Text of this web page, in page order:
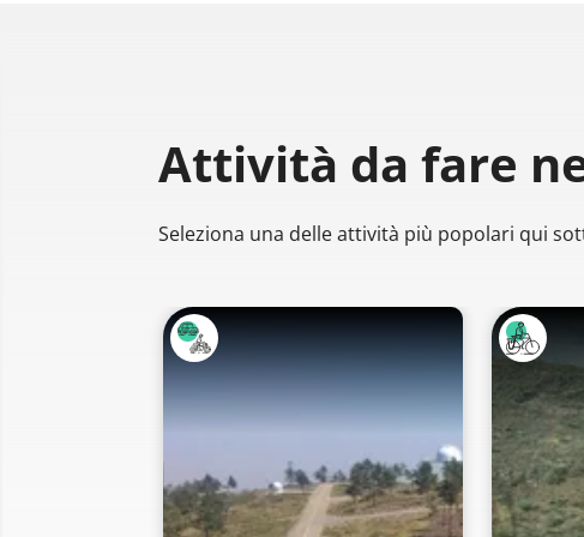
Attività da fare
Seleziona una delle attività più popolari qui